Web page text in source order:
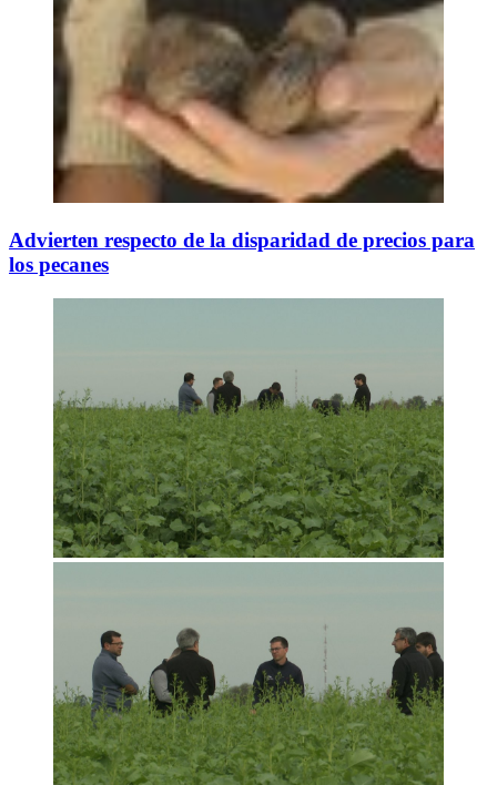
Advierten respecto de la disparidad de precios para
los pecanes